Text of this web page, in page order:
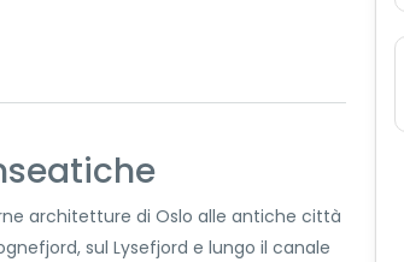
architetture di Oslo alle antiche città
sul Lysefjord e lungo il canale